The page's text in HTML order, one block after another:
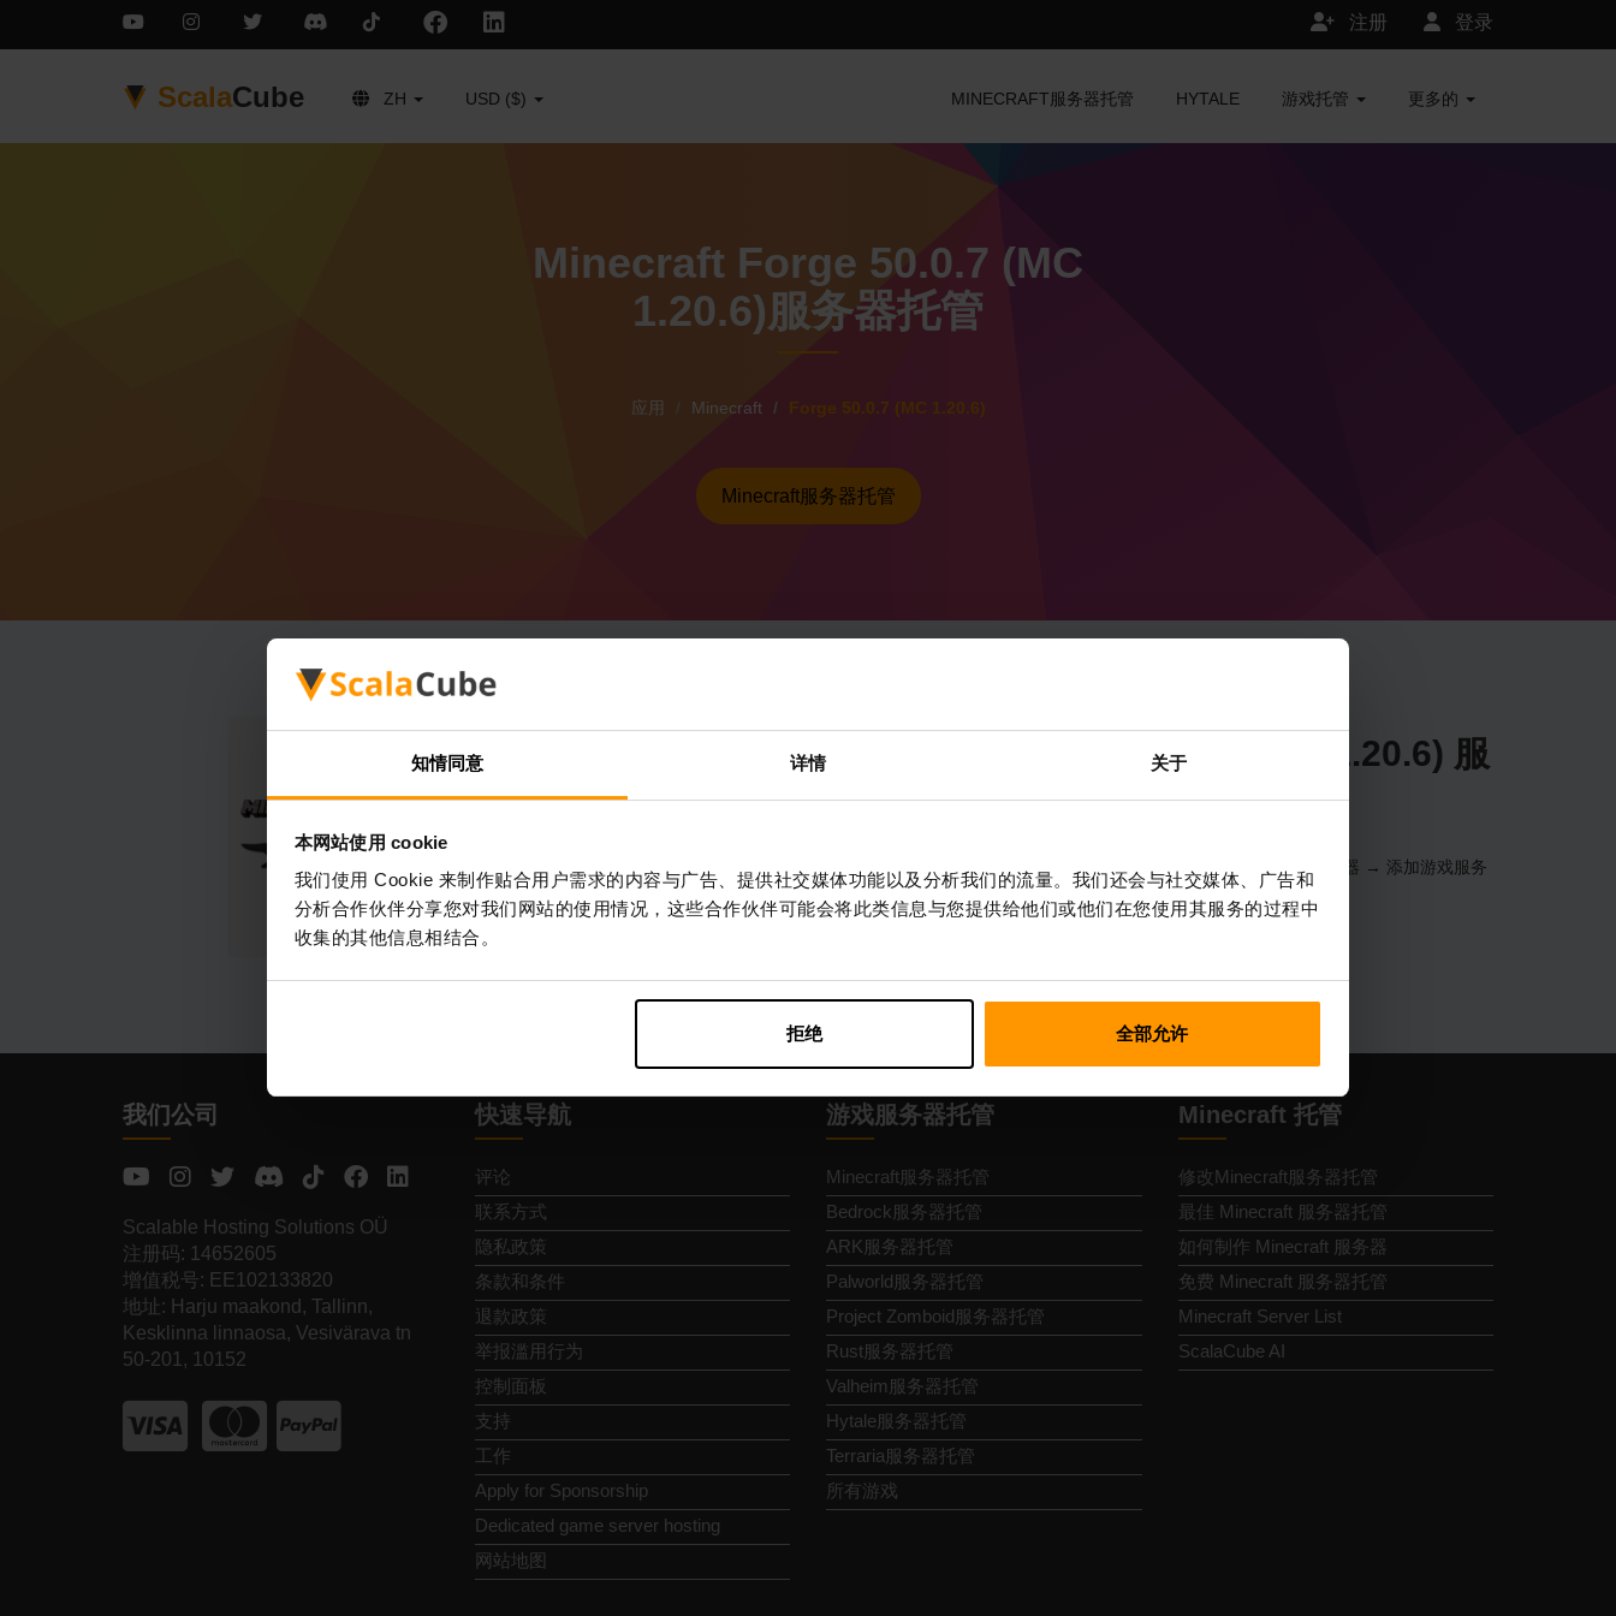
知情同意 详情 关于
本网站使用 cookie
我们使用 Cookie 来制作贴合用户需求的内容与广告、提供社交媒体功能以及分析我们的流量。我们还会与社交媒体、广告和
分析合作伙伴分享您对我们网站的使用情况，这些合作伙伴可能会将此类信息与您提供给他们或他们在您使用其服务的过程中
收集的其他信息相结合。
拒绝 全部允许
登录
注册
ScalaCube ZH USD ($) MINECRAFT服务器托管 HYTALE 游戏托管 更多的
Minecraft Forge 50.0.7 (MC
1.20.6)服务器托管
应用 Minecraft Forge 50.0.7 (MC 1.20.6)
Minecraft服务器托管
如何创建 Minecraft Forge 50.0.7 (MC 1.20.6) 服
务器
通过
控制面板
安装%%游戏%%服务器 （服务器 → 选择您的服务器 → 游戏服务器 → 添加游戏服务
器 → Forge 50.0.7 (MC 1.20.6)）
享受在服务器上玩的乐趣!
我们公司
Scalable Hosting Solutions OÜ
注册码: 14652605
增值税号: EE102133820
地址: Harju maakond, Tallinn,
Kesklinna linnaosa, Vesivärava tn
50-201, 10152
快速导航
评论
联系方式
隐私政策
条款和条件
退款政策
举报滥用行为
控制面板
支持
工作
Apply for Sponsorship
Dedicated game server hosting
网站地图
游戏服务器托管
Minecraft服务器托管
Bedrock服务器托管
ARK服务器托管
Palworld服务器托管
Project Zomboid服务器托管
Rust服务器托管
Valheim服务器托管
Hytale服务器托管
Terraria服务器托管
所有游戏
Minecraft 托管
修改Minecraft服务器托管
最佳 Minecraft 服务器托管
如何制作 Minecraft 服务器
免费 Minecraft 服务器托管
Minecraft Server List
ScalaCube AI